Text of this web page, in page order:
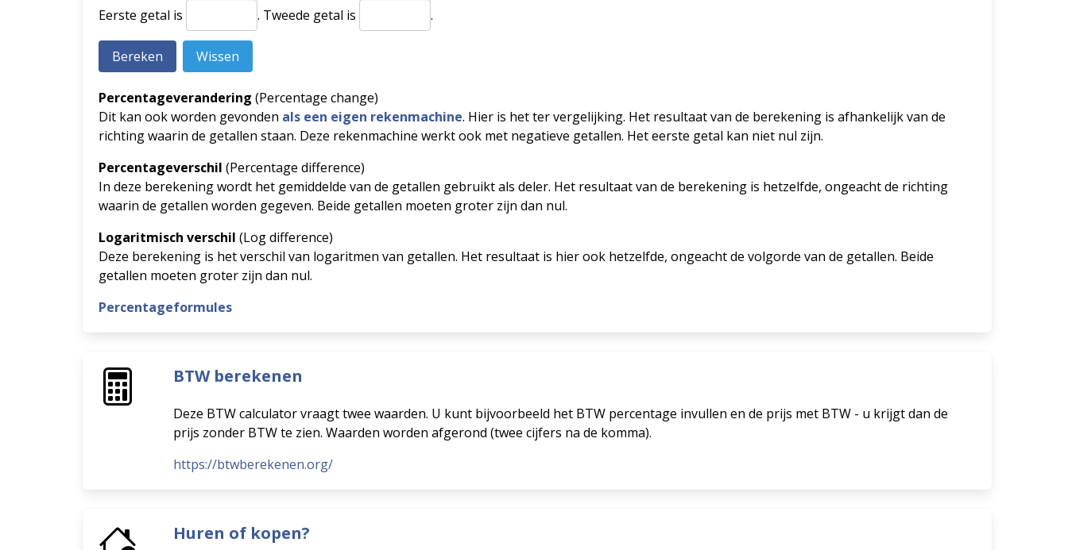
Eerste getal is . Tweede getal is .
Percentageverandering (Percentage change)
Dit kan ook worden gevonden als een eigen rekenmachine. Hier is het ter vergelijking. Het resultaat van de berekening is afhankelijk van de
richting waarin de getallen staan. Deze rekenmachine werkt ook met negatieve getallen. Het eerste getal kan niet nul zijn.
Percentageverschil (Percentage difference)
In deze berekening wordt het gemiddelde van de getallen gebruikt als deler. Het resultaat van de berekening is hetzelfde, ongeacht de richting
waarin de getallen worden gegeven. Beide getallen moeten groter zijn dan nul.
Logaritmisch verschil (Log difference)
Deze berekening is het verschil van logaritmen van getallen. Het resultaat is hier ook hetzelfde, ongeacht de volgorde van de getallen. Beide
getallen moeten groter zijn dan nul.
Percentageformules
BTW berekenen
Deze BTW calculator vraagt twee waarden. U kunt bijvoorbeeld het BTW percentage invullen en de prijs met BTW - u krijgt dan de
prijs zonder BTW te zien. Waarden worden afgerond (twee cijfers na de komma).
https://btwberekenen.org/
Huren of kopen?